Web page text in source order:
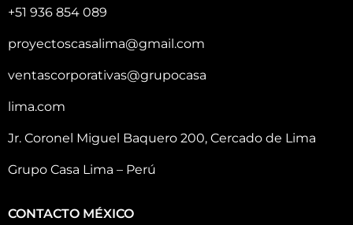
+51 936 854 089
proyectoscasalima@gmail.com
ventascorporativas@grupocasa
lima.com
Jr. Coronel Miguel Baquero 200, Cercado de Lima
Grupo Casa Lima – Perú
CONTACTO MÉXICO